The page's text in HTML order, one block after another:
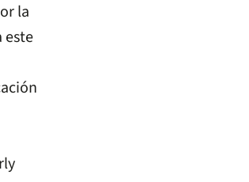
la
este